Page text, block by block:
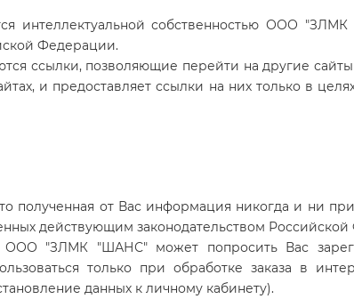
интеллектуальной собственностью ООО
Федерации.
ссылки, позволяющие перейти на другие
и предоставляет ссылки на них только в
от Вас информация никогда и ни при
действующим законодательством
ООО "ЗЛМК "ШАНС" может попросить Вас
только при обработке заказа в
данных к личному кабинету).